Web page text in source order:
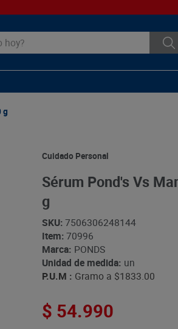
g
Cuidado Personal
Sérum Pond's Vs
g
SKU: 7506306248144
Item: 70996
Marca: PONDS
Unidad de medida: un
P.U.M : Gramo a $1833.00
$ 54.990